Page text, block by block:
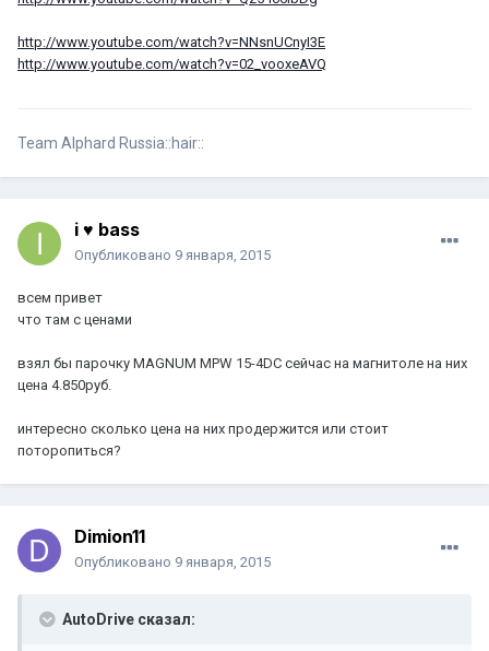
http://www.youtube.com/watch?v=NNsnUCnyI3E
http://www.youtube.com/watch?v=02_vooxeAVQ
Team Alphard Russia::hair::
i ♥ bass
Опубликовано 9 января, 2015
всем привет
что там с ценами
взял бы парочку MAGNUM MPW 15-4DC сейчас на магнитоле на них
цена 4.850руб.
интересно сколько цена на них продержится или стоит
поторопиться?
Dimion11
Опубликовано 9 января, 2015
AutoDrive сказал: